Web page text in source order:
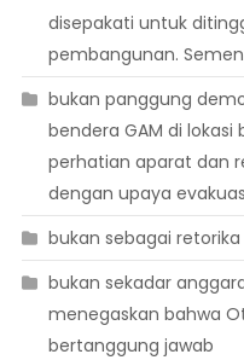
disepakati untuk
pembangunan.
bukan panggung
bendera GAM di
perhatian aparat dan
dengan upaya
bukan sebagai
bukan sekadar
menegaskan bahwa
bertanggung jawab